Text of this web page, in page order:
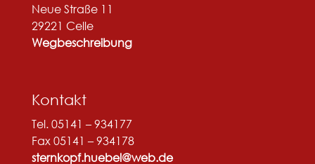
Neue Straße 11
29221 Celle
Wegbeschreibung
Kontakt
Tel. 05141 – 934177
Fax 05141 – 934178
sternkopf.huebel@web.de